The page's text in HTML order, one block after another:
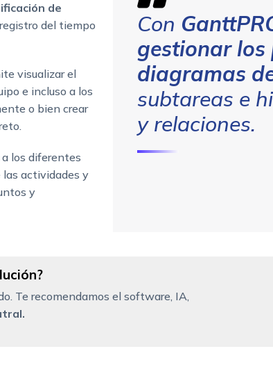
de
del tiempo
visualizar el
e incluso a los
o bien crear
los diferentes
las actividades y
y
Con
gestionar los
diagramas
subtareas e
y relaciones.
Te recomendamos el software, IA,